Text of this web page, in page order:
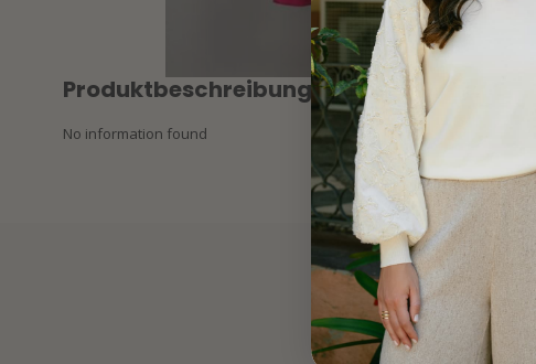
Produktbeschreibung
No information found